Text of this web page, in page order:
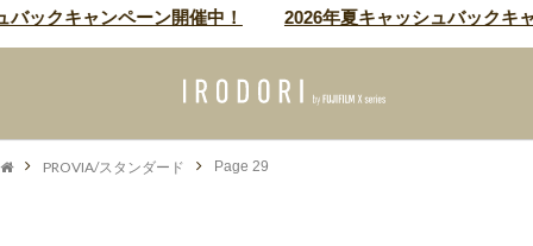
キャンペーン開催中！ 2026年夏キャッシュバックキャン
PROVIA/スタンダード Page 29